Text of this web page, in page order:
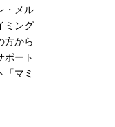
・メル
ミング
方から
ポート
「マミ